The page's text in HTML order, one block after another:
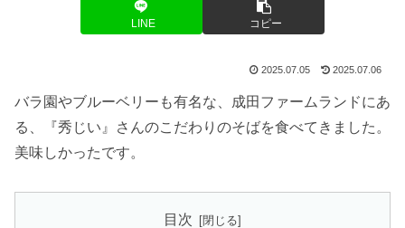
LINE コピー
2025.07.05 2025.07.06
バラ園やブルーベリーも有名な、成田ファームランドにあ
る、『秀じい』さんのこだわりのそばを食べてきました。
美味しかったです。
目次